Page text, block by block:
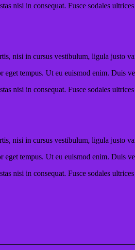
nisi in consequat. Fusce sodales
nisi in cursus vestibulum, ligula justo
tempus. Ut eu euismod enim. Duis
nisi in consequat. Fusce sodales
nisi in cursus vestibulum, ligula justo
tempus. Ut eu euismod enim. Duis
nisi in consequat. Fusce sodales